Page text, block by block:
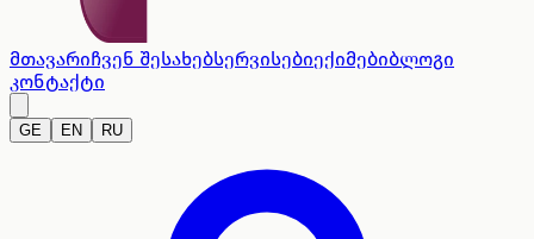
მთავარიჩვენ შესახებსერვისებიექიმებიბლოგი
კონტაქტი
GE EN RU